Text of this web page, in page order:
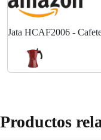
Jata HCAF2006 -
Productos